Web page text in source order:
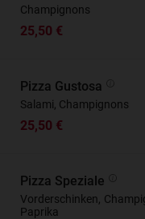
Champignons
25,50 €
Pizza Gustosa
Salami, Champignons
25,50 €
Pizza Speziale
Vorderschinken,
Paprika